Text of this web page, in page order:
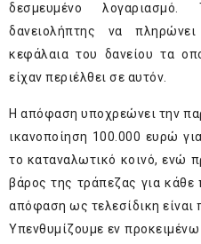
δεσμευμένο
δανειολήπτης να
κεφάλαια του δανείου τα
είχαν περιέλθει σε αυτόν.
Η απόφαση υποχρεώνει την
ικανοποίηση 100.000 ευρώ
το καταναλωτικό κοινό, ενώ
βάρος της τράπεζας για
απόφαση ως τελεσίδικη είναι
Υπενθυμίζουμε εν